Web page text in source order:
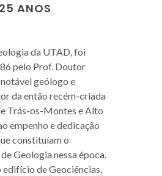
ANOS
da UTAD, foi
pelo Prof. Doutor
notável geólogo e
da então recém-criada
Trás-os-Montes e Alto
empenho e dedicação
constituíam o
Geologia nessa época.
edifício de Geociências,